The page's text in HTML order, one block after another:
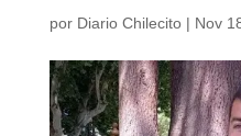
por Diario Chilecito| Nov